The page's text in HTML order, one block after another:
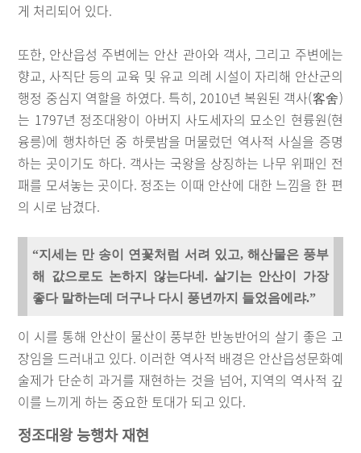
게 처리되어 있다.
또한, 안산읍성 주변에는 안산 관아와 객사, 그리고 주변에는
향교, 사직단 등의 교육 및 유교 의례 시설이 자리해 안산군의
행정 중심지 역할을 하였다. 특히, 2010년 복원된 객사(客舍)
는 1797년 정조대왕이 아버지 사도세자의 묘소인 현륭원(현
융릉)에 행차하던 중 하룻밤을 머물렀던 역사적 사실을 증명
하는 곳이기도 하다. 객사는 국왕을 상징하는 나무 위패인 전
패를 모셔놓는 곳이다. 정조는 이때 안산에 대한 느낌을 한 편
의 시로 남겼다.
“지세는 만 송이 연꽃처럼 서려 있고, 해산물은 풍부
해 값으로도 논하지 않는다네. 살기는 안산이 가장
좋다 말하는데 더구나 다시 풍년까지 들었음에랴.”
이 시를 통해 안산이 물산이 풍부한 반농반어의 살기 좋은 고
장임을 드러내고 있다. 이러한 역사적 배경은 안산읍성문화예
술제가 단순히 과거를 재현하는 것을 넘어, 지역의 역사적 깊
이를 느끼게 하는 중요한 토대가 되고 있다.
정조대왕 능행차 재현